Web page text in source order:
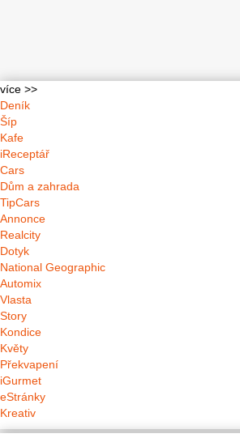
více >>
Deník
Šíp
Kafe
iReceptář
Cars
Dům a zahrada
TipCars
Annonce
Realcity
Dotyk
National Geographic
Automix
Vlasta
Story
Kondice
Květy
Překvapení
iGurmet
eStránky
Kreativ